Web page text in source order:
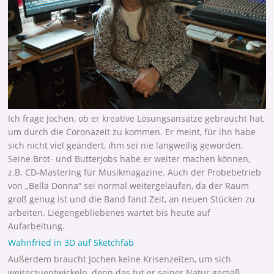
Ich frage Jochen, ob er kreative Lösungsansätze gebraucht hat,
um durch die Coronazeit zu kommen. Er meint, für ihn habe
sich nicht viel geändert, ihm sei nie langweilig geworden.
Seine Brot- und Butterjobs habe er weiter machen können,
z.B. CD-Mastering für Musikmagazine. Auch der Probebetrieb
von „Bella Donna“ sei normal weitergelaufen, da der Raum
groß genug ist und die Band fand Zeit, an neuen Stücken zu
arbeiten. Liegengebliebenes wartet bis heute auf
Aufarbeitung.
Wahnfried in 3D auf Sketchfab
Außerdem braucht Jochen keine Krisenzeiten, um sich